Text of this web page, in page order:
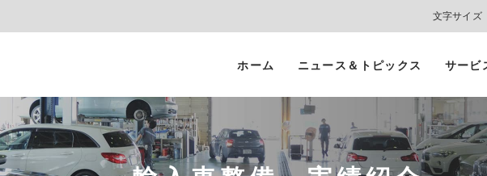
文字サイズ
ホーム ニュース＆トピックス サービ